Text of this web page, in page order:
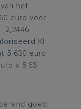
het
euro voor
2,2446
KI
5.630 euro
x 5,63
goed